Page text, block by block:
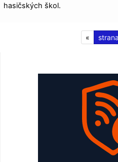
hasičských škol.
«